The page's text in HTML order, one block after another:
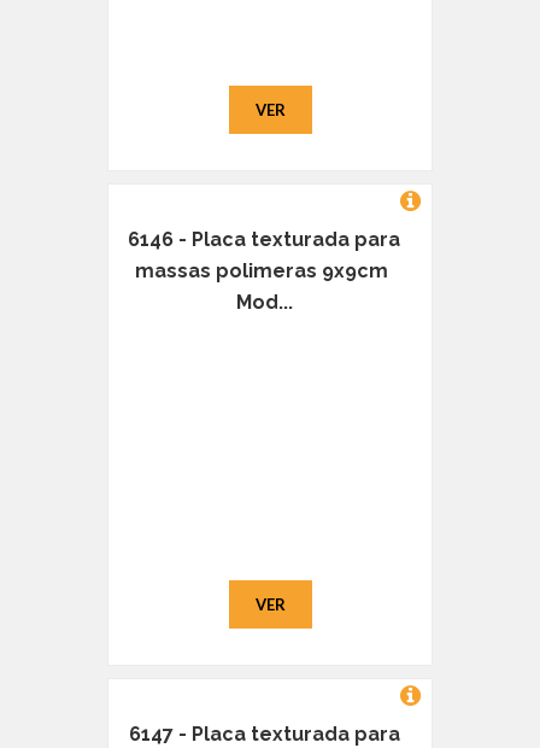
VER
6146 - Placa texturada para
massas polimeras 9x9cm 
Mod...
VER
6147 - Placa texturada para